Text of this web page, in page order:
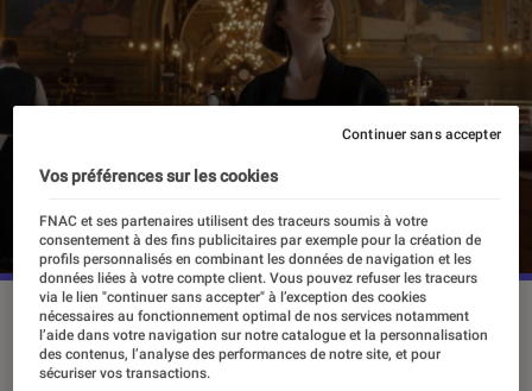
Lily Collins dans “Emily In Paris”. ©Netflix
Vos préférences sur les cookies
FNAC et ses partenaires utilisent des traceurs soumis à votre
consentement à des fins publicitaires par exemple pour la création de
profils personnalisés en combinant les données de navigation et les
données liées à votre compte client. Vous pouvez refuser les traceurs
via le lien "continuer sans accepter" à l’exception des cookies
nécessaires au fonctionnement optimal de nos services notamment
l’aide dans votre navigation sur notre catalogue et la personnalisation
des contenus, l’analyse des performances de notre site, et pour
sécuriser vos transactions.
Continuer sans accepter